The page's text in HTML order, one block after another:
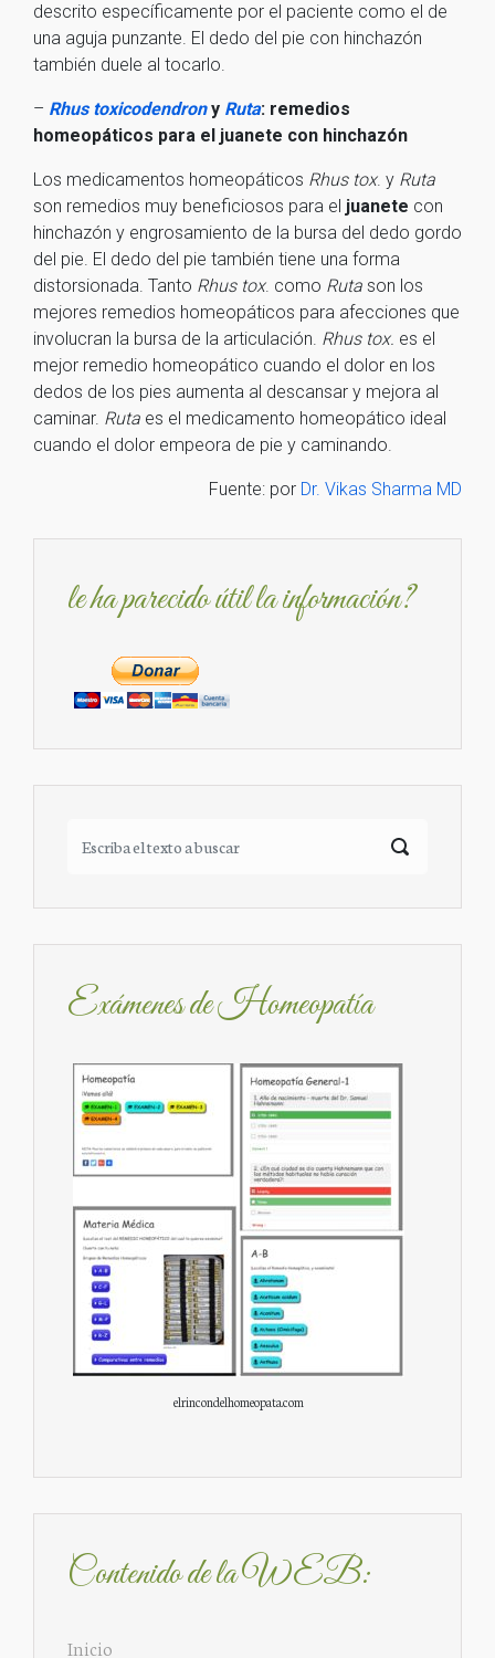
descrito específicamente por el paciente como el de
una aguja punzante. El dedo del pie con hinchazón
también duele al tocarlo.
– Rhus toxicodendrony Ruta: remedios
homeopáticos para el juanete con hinchazón
Los medicamentos homeopáticos Rhus tox. y Ruta
son remedios muy beneficiosos para el juanete con
hinchazón y engrosamiento de la bursa del dedo gordo
del pie. El dedo del pie también tiene una forma
distorsionada. Tanto Rhus tox. como Ruta son los
mejores remedios homeopáticos para afecciones que
involucran la bursa de la articulación. Rhus tox. es el
mejor remedio homeopático cuando el dolor en los
dedos de los pies aumenta al descansar y mejora al
caminar. Ruta es el medicamento homeopático ideal
cuando el dolor empeora de pie y caminando.
Fuente: por Dr. Vikas Sharma MD
le ha parecido útil la información?
Exámenes de Homeopatía
elrincondelhomeopata.com
Contenido de la WEB:
Inicio